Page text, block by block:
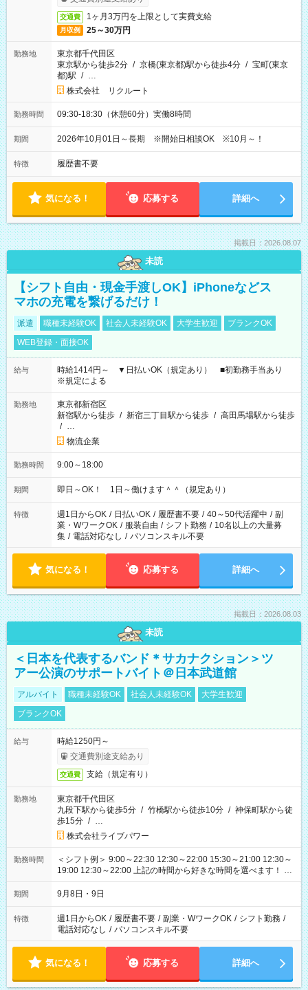
交通費 1ヶ月3万円を上限として実費支給
月収例 25～30万円
勤務地
東京都千代田区
東京駅から徒歩2分 / 京橋(東京都)駅から徒歩4分 / 宝町(東京
都)駅 / …
株式会社 リクルート
勤務時間 09:30-18:30（休憩60分）実働8時間
期間 2026年10月01日～長期 ※開始日相談OK ※10月～！
特徴 履歴書不要
気になる！ 応募する 詳細へ
掲載日：2026.08.07
未読
【シフト自由・現金手渡しOK】iPhoneなどス
マホの充電を繋げるだけ！
派遣 職種未経験OK 社会人未経験OK 大学生歓迎
ブランクOK
WEB登録・面接OK
給与
時給1414円～ ▼日払いOK（規定あり） ■初勤務手当あり
※規定による
勤務地
東京都新宿区
新宿駅から徒歩 / 新宿三丁目駅から徒歩 / 高田馬場駅から徒歩
/ …
物流企業
勤務時間 9:00～18:00
期間 即日～OK！ 1日～働けます＾＾（規定あり）
特徴 週1日からOK / 日払いOK / 履歴書不要 / 40～50代活躍中 / 副
業・WワークOK / 服装自由 / シフト勤務 / 10名以上の大量募
集 / 電話対応なし / パソコンスキル不要
気になる！ 応募する 詳細へ
掲載日：2026.08.03
未読
＜日本を代表するバンド＊サカナクション＞ツ
アー公演のサポートバイト＠日本武道館
アルバイト 職種未経験OK 社会人未経験OK
大学生歓迎
ブランクOK
給与
時給1250円～
交通費別途支給あり
交通費 支給（規定有り）
勤務地
東京都千代田区
九段下駅から徒歩5分 / 竹橋駅から徒歩10分 / 神保町駅から徒
歩15分 / …
株式会社ライブパワー
勤務時間
＜シフト例＞ 9:00～22:30 12:30～22:00 15:30～21:00 12:30～
19:00 12:30～22:00 上記の時間から好きな時間を選べます！ ※
時間は変更となる可能性があります
期間 9月8日・9日
特徴 週1日からOK / 履歴書不要 / 副業・WワークOK / シフト勤務 /
電話対応なし / パソコンスキル不要
気になる！ 応募する 詳細へ